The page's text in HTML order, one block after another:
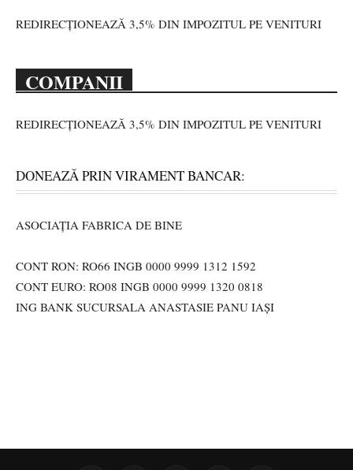
REDIRECȚIONEAZĂ 3,5% DIN IMPOZITUL PE VENITURI
COMPANII
REDIRECȚIONEAZĂ 3,5% DIN IMPOZITUL PE VENITURI
DONEAZĂ PRIN VIRAMENT BANCAR:
ASOCIAȚIA FABRICA DE BINE
CONT RON: RO66 INGB 0000 9999 1312 1592
CONT EURO: RO08 INGB 0000 9999 1320 0818
ING BANK SUCURSALA ANASTASIE PANU IAȘI